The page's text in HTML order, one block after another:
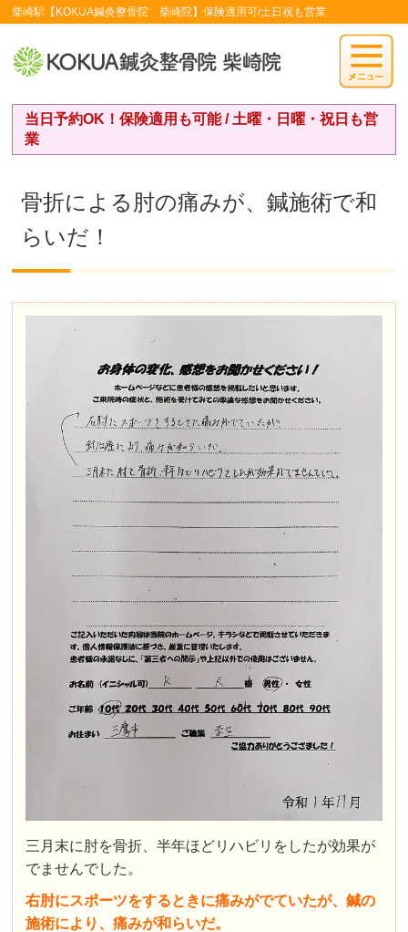
柴崎駅【KOKUA鍼灸整骨院 柴崎院】保険適用可/土日祝も営業
当日予約OK！保険適用も可能 / 土曜・日曜・祝日も営
業
骨折による肘の痛みが、鍼施術で和
らいだ！
三月末に肘を骨折、半年ほどリハビリをしたが効果が
でませんでした。
右肘にスポーツをするときに痛みがでていたが、鍼の
施術により、痛みが和らいだ。